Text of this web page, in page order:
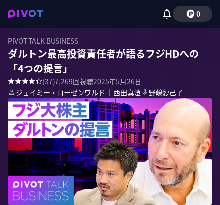
0
PIVOT TALK BUSINESS
ダルトン最高投資責任者が語るフジHDへの
「4つの提言」
(37)7,269回視聴2025年5月26日
ジェイミー・ローゼンワルド ｜ 西田真澄 野嶋紗己子